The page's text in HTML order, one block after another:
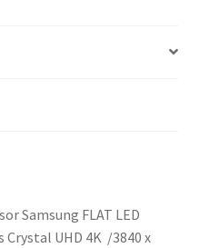
Samsung FLAT LED
Crystal UHD 4K /3840 x